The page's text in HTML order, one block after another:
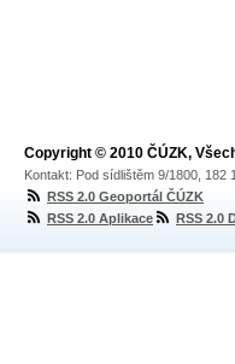
Copyright © 2010 ČÚZK,
Kontakt: Pod sídlištěm 9/1800, 182
RSS 2.0 Geoportál ČÚZK
RSS 2.0 Aplikace
RSS 2.0